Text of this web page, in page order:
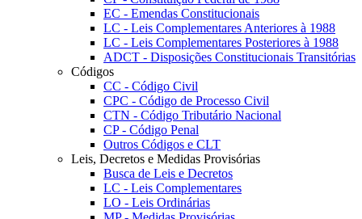
EC - Emendas Constitucionais
LC - Leis Complementares Anteriores à 1988
LC - Leis Complementares Posteriores à 1988
ADCT - Disposições Constitucionais Transitórias
Códigos
CC - Código Civil
CPC - Código de Processo Civil
CTN - Código Tributário Nacional
CP - Código Penal
Outros Códigos e CLT
Leis, Decretos e Medidas Provisórias
Busca de Leis e Decretos
LC - Leis Complementares
LO - Leis Ordinárias